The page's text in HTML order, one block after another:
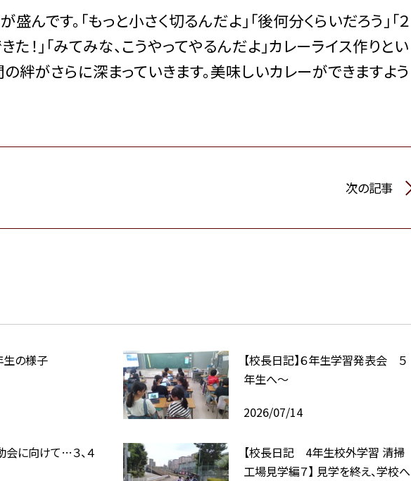
です。「もっと小さく切るんだよ」「後何分くらいだろう」「２
た！」「みてみな、こうやってやるんだよ」カレーライス作りとい
絆がさらに深まっていきます。美味しいカレーができますよう
次の記事
生の様子
【校長日記】６年生学習発表会 ５
年生へ〜
2026/07/14
会に向けて…３、４
【校長日記 4年生校外学習 清掃
工場見学編７】 見学を終え、学校へ